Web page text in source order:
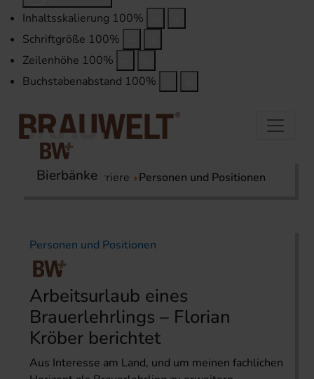
Inhaltsskalierung 100%
Schriftgröße 100%
Zeilenhöhe 100%
Buchstabenabstand 100%
Startseite Karriere Personen und Positionen
Bierbänke
Personen und Positionen
Arbeitsurlaub eines
Brauerlehrlings – Florian
Kröber berichtet
Aus Interesse am Land, und um meinen fachlichen